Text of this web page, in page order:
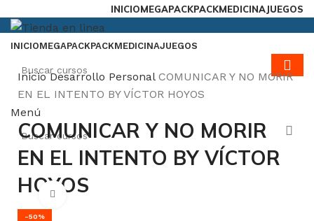
INICIOMEGAPACKPACKMEDICINAJUEGOS
INICIOMEGAPACKPACKMEDICINAJUEGOS
Menú
InicioDesarrollo Personal COMUNICAR Y NO MORIR
EN EL INTENTO BY VÍCTOR HOYOS
COMUNICAR Y NO MORIR
EN EL INTENTO BY VÍCTOR
HOYOS
-50%
Click para agrandar